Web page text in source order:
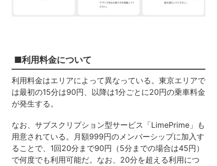
■利用料金について
利用料金はエリアによって異なっている。東京エリアで
は最初の15分は90円、以降は1分ごとに20円の乗車料金
が発生する。
なお、サブスクリプション型サービス「LimePrime」も
用意されている。月額999円のメンバーシップに加入す
ることで、1回20分まで90円（5分までの場合は45円）
で何度でも利用可能だ。なお、20分を超える利用につ